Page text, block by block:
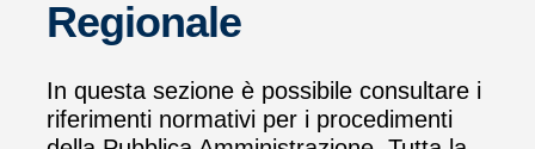
Regionale
In questa sezione è possibile consultare i
riferimenti normativi per i procedimenti